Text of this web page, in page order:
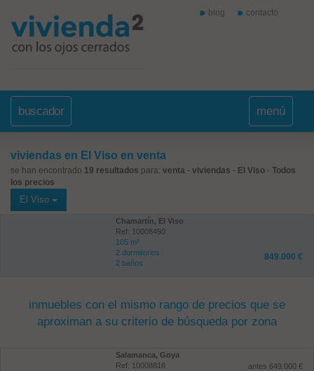
blog contacto
buscador menú
viviendas en El Viso en venta
se han encontrado 19 resultados para: venta - viviendas - El Viso - Todos
los precios
El Viso
Chamartín, El Viso
Ref: 10008490
105 m²
2 dormitorios
2 baños
849.000 €
inmuebles con el mismo rango de precios que se
aproximan a su criterio de búsqueda por zona
Salamanca, Goya
Ref: 10008816
antes 649.000 €